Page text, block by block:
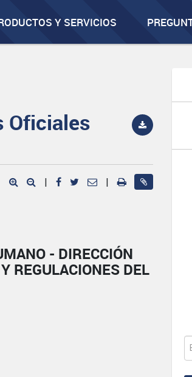
Y SERVICIOS
Oficiales
| |
- DIRECCIÓN
REGULACIONES DEL